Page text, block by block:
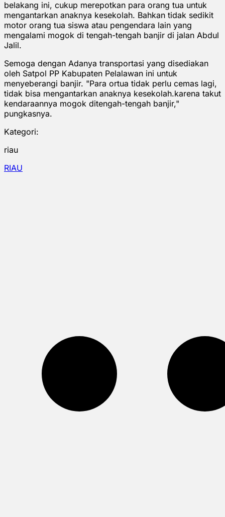
belakang ini, cukup merepotkan para orang tua untuk
mengantarkan anaknya kesekolah. Bahkan tidak sedikit
motor orang tua siswa atau pengendara lain yang
mengalami mogok di tengah-tengah banjir di jalan Abdul
Jalil.
Semoga dengan Adanya transportasi yang disediakan
oleh Satpol PP Kabupaten Pelalawan ini untuk
menyeberangi banjir. "Para ortua tidak perlu cemas lagi,
tidak bisa mengantarkan anaknya kesekolah.karena takut
kendaraannya mogok ditengah-tengah banjir,"
pungkasnya.
Kategori:
riau
RIAU